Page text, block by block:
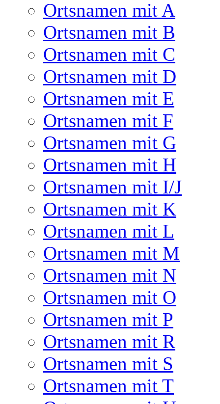
Ortsnamen mit A
Ortsnamen mit B
Ortsnamen mit C
Ortsnamen mit D
Ortsnamen mit E
Ortsnamen mit F
Ortsnamen mit G
Ortsnamen mit H
Ortsnamen mit I/J
Ortsnamen mit K
Ortsnamen mit L
Ortsnamen mit M
Ortsnamen mit N
Ortsnamen mit O
Ortsnamen mit P
Ortsnamen mit R
Ortsnamen mit S
Ortsnamen mit T